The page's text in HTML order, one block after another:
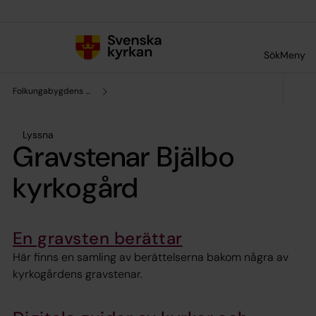
SökMeny
Folkungabygdens pastorat
Lyssna
Gravstenar Bjälbo
kyrkogård
En gravsten berättar
Här finns en samling av berättelserna bakom några av
kyrkogårdens gravstenar.